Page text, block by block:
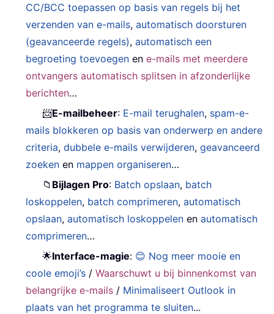
CC/BCC toepassen op basis van regels bij het
verzenden van e-mails,automatisch doorsturen
(geavanceerde regels),automatisch een
begroeting toevoegen ene-mails met meerdere
ontvangers automatisch splitsen in afzonderlijke
berichten…
📨E-mailbeheer: E-mail terughalen, spam-e-
mails blokkeren op basis van onderwerp en andere
criteria,dubbele e-mails verwijderen,geavanceerd
zoeken en mappen organiseren…
📁 Bijlagen Pro: Batch opslaan, batch
loskoppelen, batch comprimeren,automatisch
opslaan,automatisch loskoppelen enautomatisch
comprimeren…
🌟Interface-magie: 😊 Nog meer mooie en
coole emoji’s /Waarschuwt u bij binnenkomst van
belangrijke e-mails / Minimaliseert Outlook in
plaats van het programma te sluiten...